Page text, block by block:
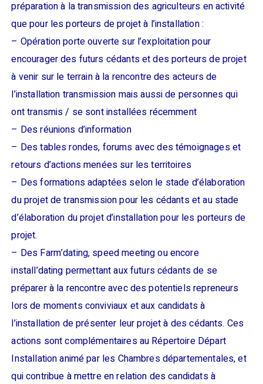
préparation à la transmission des agriculteurs en activité
que pour les porteurs de projet à l’installation :
– Opération porte ouverte sur l’exploitation pour
encourager des futurs cédants et des porteurs de projet
à venir sur le terrain à la rencontre des acteurs de
l’installation transmission mais aussi de personnes qui
ont transmis / se sont installées récemment
– Des réunions d’information
– Des tables rondes, forums avec des témoignages et
retours d’actions menées sur les territoires
– Des formations adaptées selon le stade d’élaboration
du projet de transmission pour les cédants et au stade
d’élaboration du projet d’installation pour les porteurs de
projet.
– Des Farm’dating, speed meeting ou encore
install’dating permettant aux futurs cédants de se
préparer à la rencontre avec des potentiels repreneurs
lors de moments conviviaux et aux candidats à
l’installation de présenter leur projet à des cédants. Ces
actions sont complémentaires au Répertoire Départ
Installation animé par les Chambres départementales, et
qui contribue à mettre en relation des candidats à